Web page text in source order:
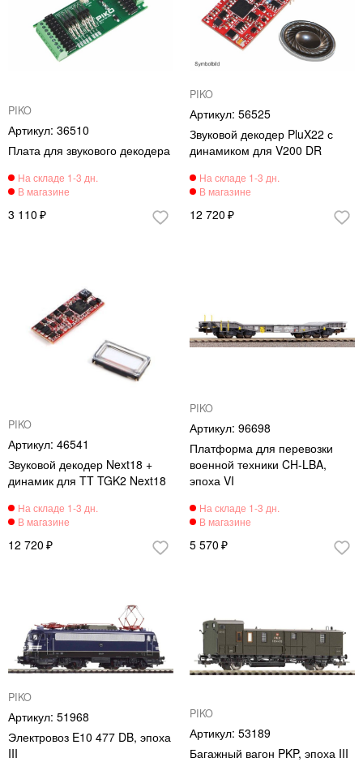
PIKO
36510
Плата для звукового декодера
3 110
PIKO
56525
Звуковой декодер PluX22 с
динамиком для V200 DR
12 720
PIKO
46541
Звуковой декодер Next18 +
динамик для TT TGK2 Next18
12 720
PIKO
96698
Платформа для перевозки
военной техники CH-LBA,
эпоха VI
5 570
PIKO
51968
Электровоз E10 477 DB, эпоха
III
PIKO
53189
Багажный вагон PKP, эпоха III